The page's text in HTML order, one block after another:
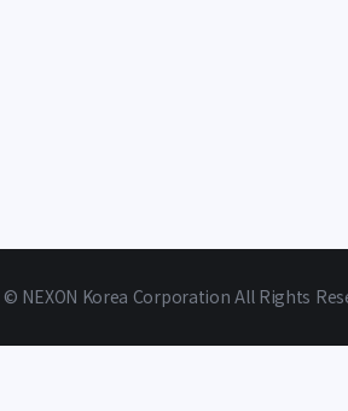
© NEXON Korea Corporation All Rights